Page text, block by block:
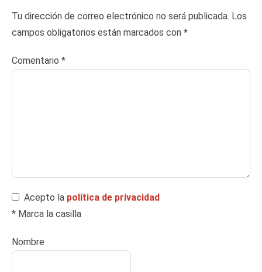
Tu dirección de correo electrónico no será publicada. Los
campos obligatorios están marcados con *
Comentario *
Acepto la política de privacidad
* Marca la casilla
Nombre